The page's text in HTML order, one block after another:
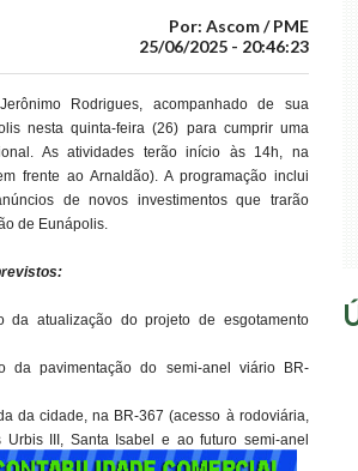
Por: Ascom / PME
25/06/2025 - 20:46:23
Rodrigues, acompanhado de sua
nesta quinta-feira (26) para cumprir uma
As atividades terão início às 14h, na
frente ao Arnaldão). A programação inclui
de novos investimentos que trarão
de Eunápolis.
da atualização do projeto de esgotamento
da pavimentação do semi-anel viário BR-
da cidade, na BR-367 (acesso à rodoviária,
Urbis III, Santa Isabel e ao futuro semi-anel